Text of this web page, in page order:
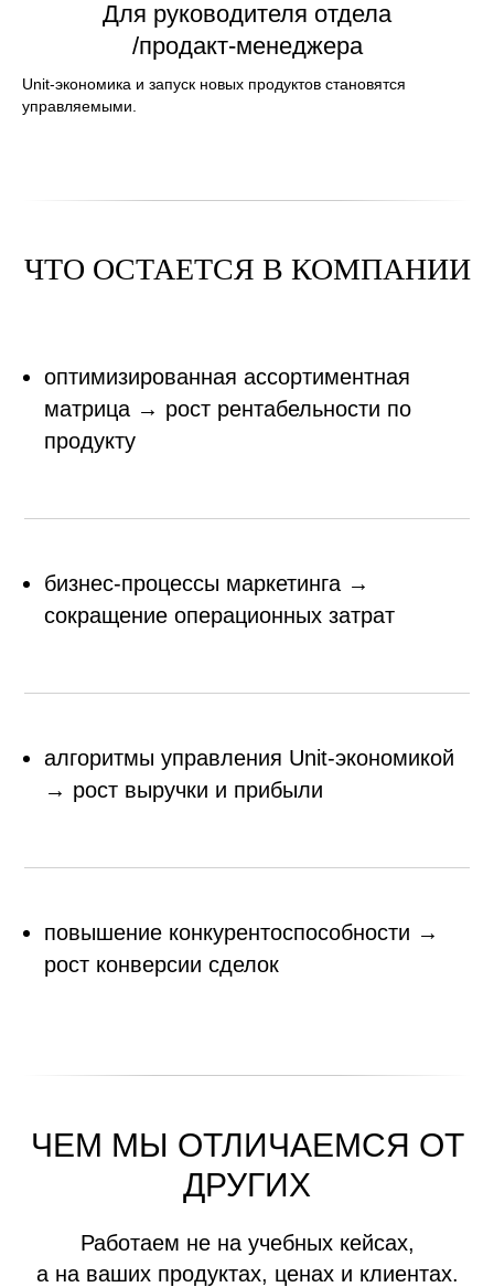
Для руководителя отдела
/продакт-менеджера
Unit-экономика и запуск новых продуктов становятся
управляемыми.
ЧТО ОСТАЕТСЯ В КОМПАНИИ
оптимизированная ассортиментная
матрица → рост рентабельности по
продукту
бизнес-процессы маркетинга →
сокращение операционных затрат
алгоритмы управления Unit-экономикой
→ рост выручки и прибыли
повышение конкурентоспособности →
рост конверсии сделок
ЧЕМ МЫ ОТЛИЧАЕМСЯ ОТ
ДРУГИХ
Работаем не на учебных кейсах,
а на ваших продуктах, ценах и клиентах.